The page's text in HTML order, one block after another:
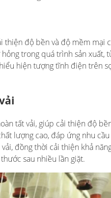
thiện độ bền và độ mềm mại
trong quá trình sản xuất,
hiện tượng tĩnh điện trên
tất vải, giúp cải thiện độ
lượng cao, đáp ứng nhu
đồng thời cải thiện khả
sau nhiều lần giặt.